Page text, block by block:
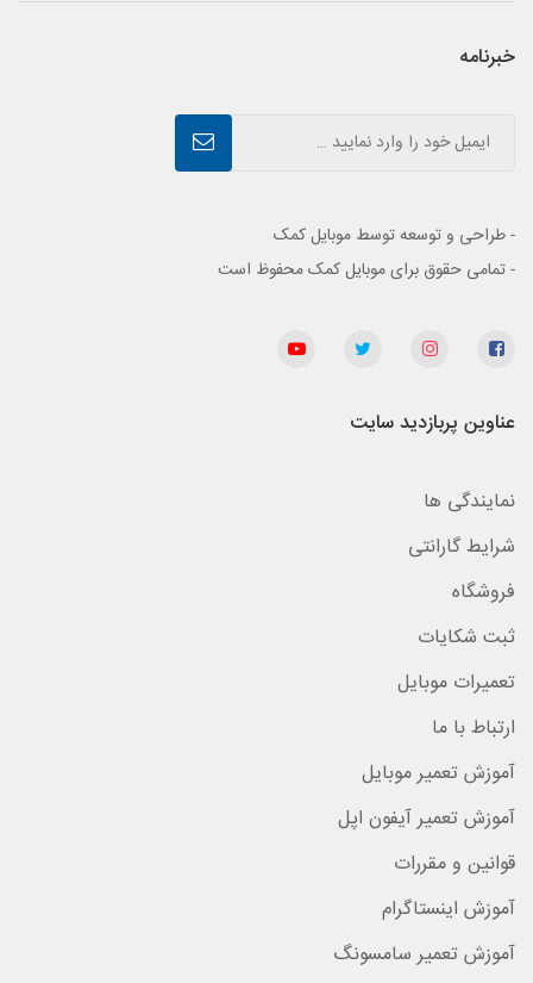
خبرنامه
- طراحی و توسعه توسط موبایل کمک
- تمامی حقوق برای موبایل کمک محفوظ است
عناوین پربازدید سایت
نمایندگی ها
شرایط گارانتی
فروشگاه
ثبت شکایات
تعمیرات موبایل
ارتباط با ما
آموزش تعمیر موبایل
آموزش تعمیر آیفون اپل
قوانین و مقررات
آموزش اینستاگرام
آموزش تعمیر سامسونگ